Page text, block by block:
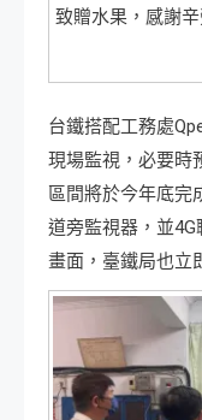
致贈水果，感謝
台鐵搭配工務處
現場監視，必要時
區間將於今年底完
道旁監視器，並
畫面，臺鐵局也立